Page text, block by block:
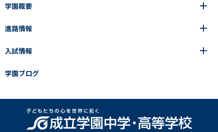
中学校
高等学校
成立メソッド
教科指導の特徴
卒業生の声
中学校
成立メソッド
卒業生の声
成立学園ならではの教育
見える学力×見えない学力
年間行事
施設紹介
制服
学園ブログ
学園概要
学園の歩み
アクセス
進路情報
進路・進学
入試情報
中学入試Q&A
入試結果
説明会・イベント日程
出願方法・募集要項
学園ブログ